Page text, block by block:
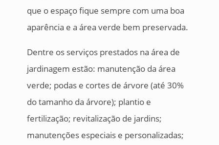
que o espaço fique sempre com uma boa
aparência e a área verde bem preservada.
Dentre os serviços prestados na área de
jardinagem estão: manutenção da área
verde; podas e cortes de árvore (até 30%
do tamanho da árvore); plantio e
fertilização; revitalização de jardins;
manutenções especiais e personalizadas;